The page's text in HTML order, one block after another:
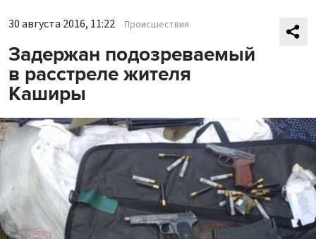
30 августа 2016, 11:22 Происшествия
Задержан подозреваемый
в расстреле жителя
Каширы